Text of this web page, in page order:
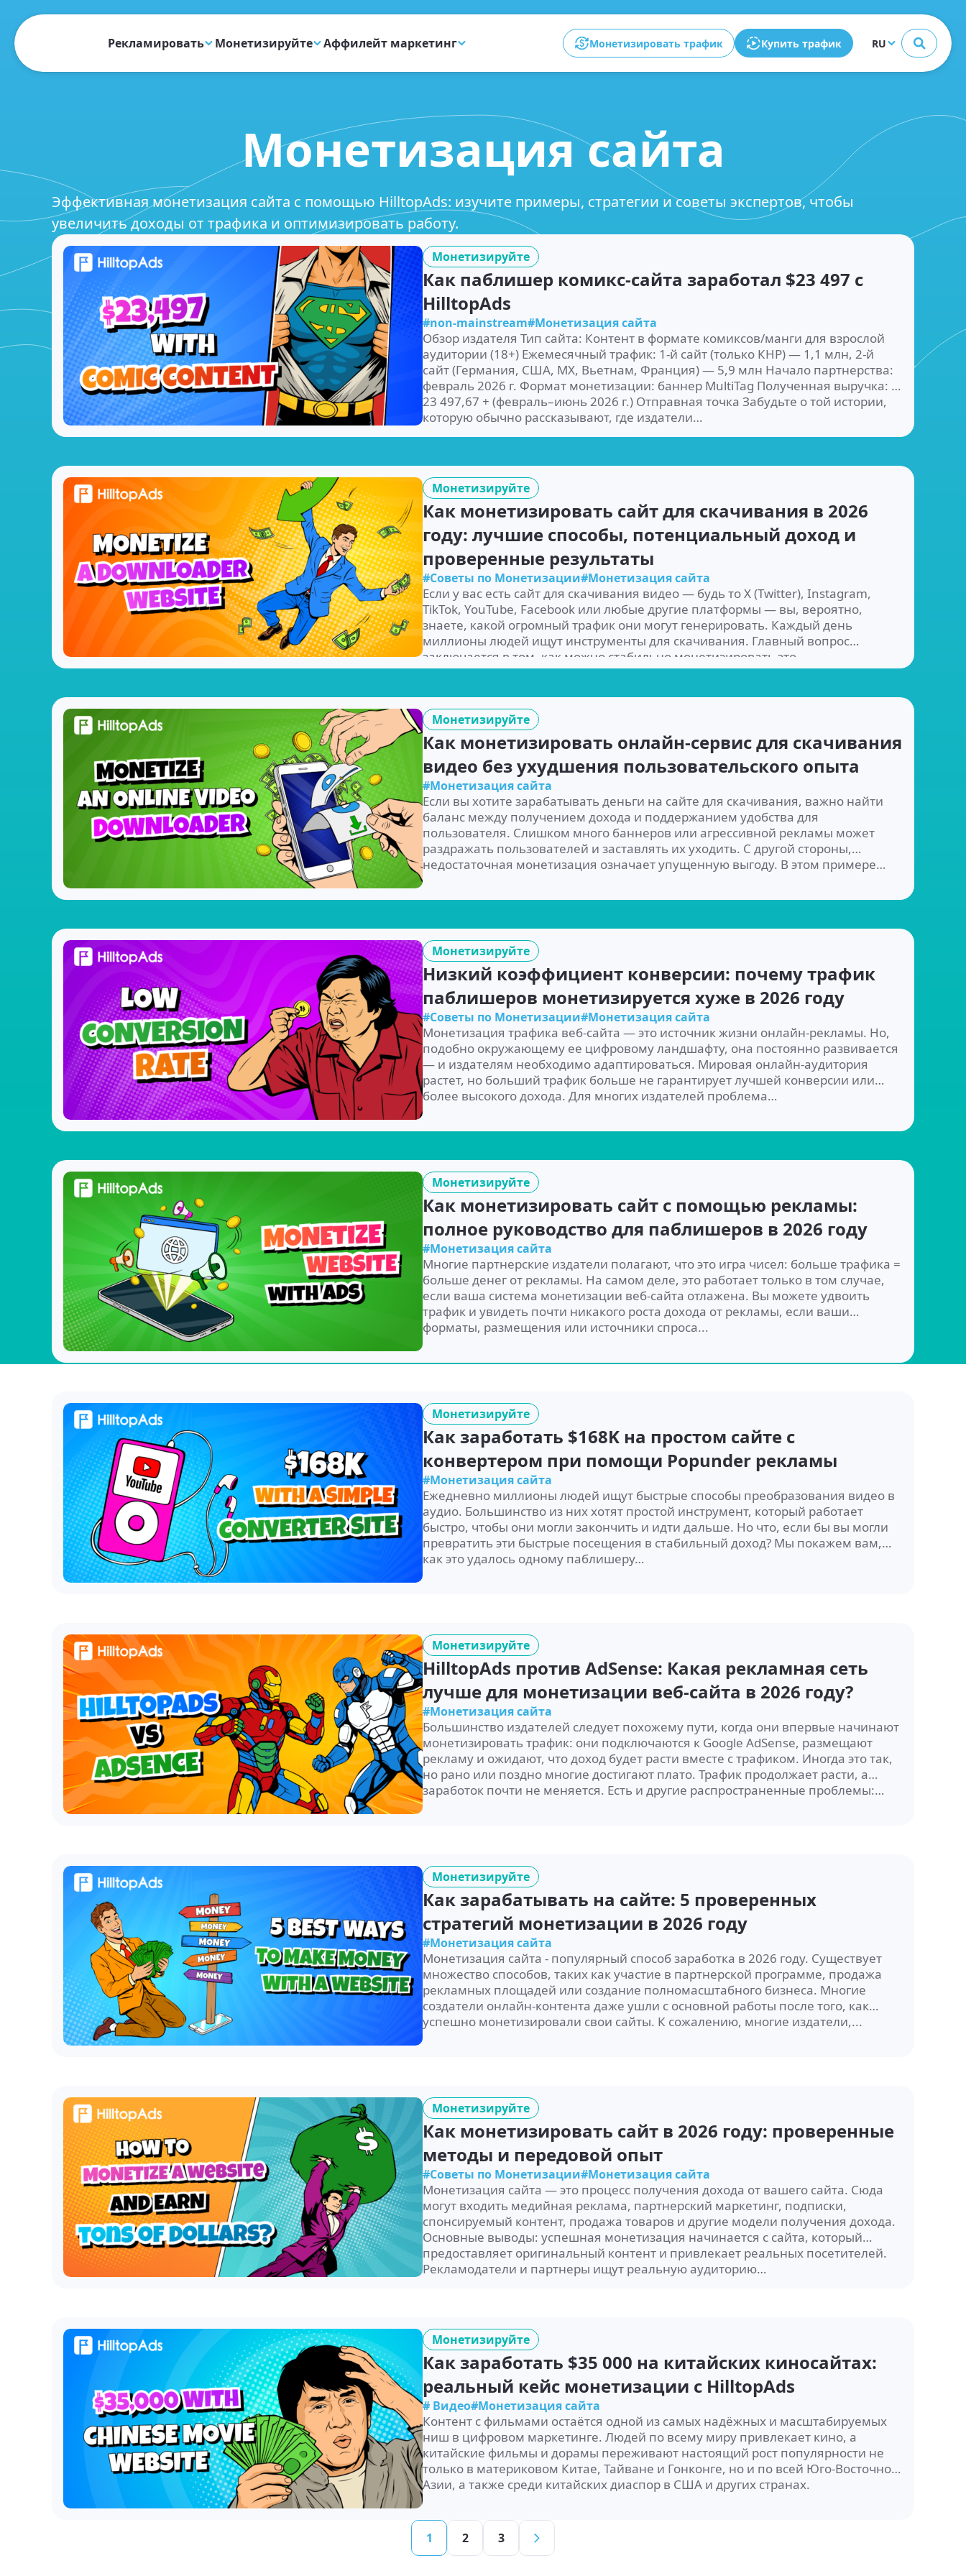
Рекламировать Монетизируйте Аффилейт маркетинг Монетизировать трафик Купить трафик RU
Закрыть
Монетизация сайта
Эффективная монетизация сайта с помощью HilltopAds: изучите примеры, стратегии и советы экспертов, чтобы
увеличить доходы от трафика и оптимизировать работу.
Монетизируйте
Как паблишер комикс-сайта заработал $23 497 с
HilltopAds
#non-mainstream#Монетизация сайта
Обзор издателя Тип сайта: Контент в формате комиксов/манги для взрослой
аудитории (18+) Ежемесячный трафик: 1-й сайт (только КНР) — 1,1 млн, 2-й
сайт (Германия, США, MX, Вьетнам, Франция) — 5,9 млн Начало партнерства:
февраль 2026 г. Формат монетизации: баннер MultiTag Полученная выручка: $
23 497,67 + (февраль–июнь 2026 г.) Отправная точка Забудьте о той истории,
которую обычно рассказывают, где издатели…
Монетизируйте
Как монетизировать сайт для скачивания в 2026
году: лучшие способы, потенциальный доход и
проверенные результаты
#Советы по Монетизации#Монетизация сайта
Если у вас есть сайт для скачивания видео — будь то X (Twitter), Instagram,
TikTok, YouTube, Facebook или любые другие платформы — вы, вероятно,
знаете, какой огромный трафик они могут генерировать. Каждый день
миллионы людей ищут инструменты для скачивания. Главный вопрос
заключается в том, как можно стабильно монетизировать это…
Монетизируйте
Как монетизировать онлайн-сервис для скачивания
видео без ухудшения пользовательского опыта
#Монетизация сайта
Если вы хотите зарабатывать деньги на сайте для скачивания, важно найти
баланс между получением дохода и поддержанием удобства для
пользователя. Слишком много баннеров или агрессивной рекламы может
раздражать пользователей и заставлять их уходить. С другой стороны,
недостаточная монетизация означает упущенную выгоду. В этом примере…
Монетизируйте
Низкий коэффициент конверсии: почему трафик
паблишеров монетизируется хуже в 2026 году
#Советы по Монетизации#Монетизация сайта
Монетизация трафика веб-сайта — это источник жизни онлайн-рекламы. Но,
подобно окружающему ее цифровому ландшафту, она постоянно развивается
— и издателям необходимо адаптироваться. Мировая онлайн-аудитория
растет, но больший трафик больше не гарантирует лучшей конверсии или
более высокого дохода. Для многих издателей проблема…
Монетизируйте
Как монетизировать сайт с помощью рекламы:
полное руководство для паблишеров в 2026 году
#Монетизация сайта
Многие партнерские издатели полагают, что это игра чисел: больше трафика =
больше денег от рекламы. На самом деле, это работает только в том случае,
если ваша система монетизации веб-сайта отлажена. Вы можете удвоить
трафик и увидеть почти никакого роста дохода от рекламы, если ваши
форматы, размещения или источники спроса...
Монетизируйте
Как заработать $168K на простом сайте с
конвертером при помощи Popunder рекламы
#Монетизация сайта
Ежедневно миллионы людей ищут быстрые способы преобразования видео в
аудио. Большинство из них хотят простой инструмент, который работает
быстро, чтобы они могли закончить и идти дальше. Но что, если бы вы могли
превратить эти быстрые посещения в стабильный доход? Мы покажем вам,
как это удалось одному паблишеру…
Монетизируйте
HilltopAds против AdSense: Какая рекламная сеть
лучше для монетизации веб-сайта в 2026 году?
#Монетизация сайта
Большинство издателей следует похожему пути, когда они впервые начинают
монетизировать трафик: они подключаются к Google AdSense, размещают
рекламу и ожидают, что доход будет расти вместе с трафиком. Иногда это так,
но рано или поздно многие достигают плато. Трафик продолжает расти, а
заработок почти не меняется. Есть и другие распространенные проблемы:…
Монетизируйте
Как зарабатывать на сайте: 5 проверенных
стратегий монетизации в 2026 году
#Монетизация сайта
Монетизация сайта - популярный способ заработка в 2026 году. Существует
множество способов, таких как участие в партнерской программе, продажа
рекламных площадей или создание полномасштабного бизнеса. Многие
создатели онлайн-контента даже ушли с основной работы после того, как
успешно монетизировали свои сайты. К сожалению, многие издатели,...
Монетизируйте
Как монетизировать сайт в 2026 году: проверенные
методы и передовой опыт
#Советы по Монетизации#Монетизация сайта
Монетизация сайта — это процесс получения дохода от вашего сайта. Сюда
могут входить медийная реклама, партнерский маркетинг, подписки,
спонсируемый контент, продажа товаров и другие модели получения дохода.
Основные выводы: успешная монетизация начинается с сайта, который
предоставляет оригинальный контент и привлекает реальных посетителей.
Рекламодатели и партнеры ищут реальную аудиторию…
Монетизируйте
Как заработать $35 000 на китайских киносайтах:
реальный кейс монетизации с HilltopAds
# Видео#Монетизация сайта
Контент с фильмами остаётся одной из самых надёжных и масштабируемых
ниш в цифровом маркетинге. Людей по всему миру привлекает кино, а
китайские фильмы и дорамы переживают настоящий рост популярности не
только в материковом Китае, Тайване и Гонконге, но и по всей Юго-Восточной
Азии, а также среди китайских диаспор в США и других странах.
1 2 3